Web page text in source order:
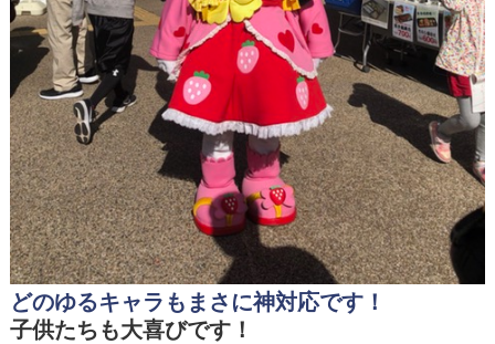
どのゆるキャラもまさに神対応です！
子供たちも大喜びです！